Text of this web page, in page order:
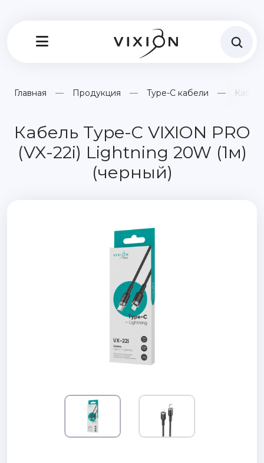
Главная Продукция Type-C кабели
Кабель Type-C VIXION PRO
(VX-22i) Lightning 20W (1м)
(черный)